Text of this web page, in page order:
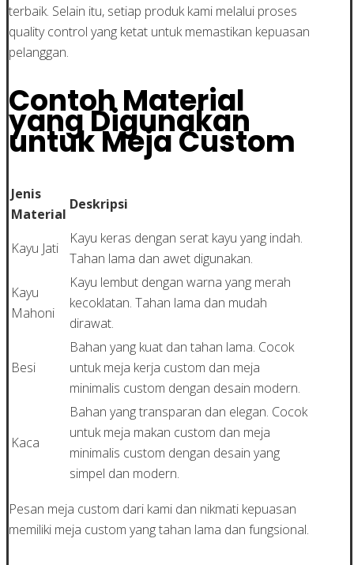
terbaik. Selain itu, setiap produk kami melalui proses
quality control yang ketat untuk memastikan kepuasan
pelanggan.
Contoh Material
yang Digunakan
untuk Meja Custom
Jenis
Material
Deskripsi
Kayu Jati
Kayu keras dengan serat kayu yang indah.
Tahan lama dan awet digunakan.
Kayu
Mahoni
Kayu lembut dengan warna yang merah
kecoklatan. Tahan lama dan mudah
dirawat.
Besi
Bahan yang kuat dan tahan lama. Cocok
untuk meja kerja custom dan meja
minimalis custom dengan desain modern.
Kaca
Bahan yang transparan dan elegan. Cocok
untuk meja makan custom dan meja
minimalis custom dengan desain yang
simpel dan modern.
Pesan meja custom dari kami dan nikmati kepuasan
memiliki meja custom yang tahan lama dan fungsional.